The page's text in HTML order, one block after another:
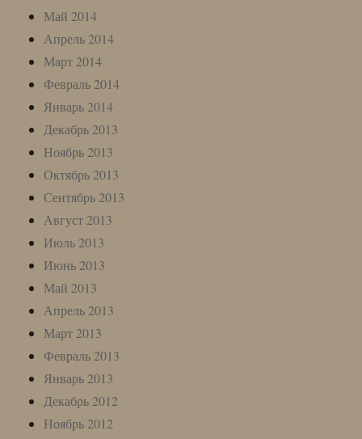
Май 2014
Апрель 2014
Март 2014
Февраль 2014
Январь 2014
Декабрь 2013
Ноябрь 2013
Октябрь 2013
Сентябрь 2013
Август 2013
Июль 2013
Июнь 2013
Май 2013
Апрель 2013
Март 2013
Февраль 2013
Январь 2013
Декабрь 2012
Ноябрь 2012